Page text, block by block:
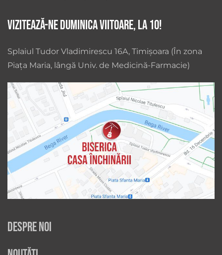
Vizitează-ne duminica viitoare, la 10!
Splaiul Tudor Vladimirescu 16A, Timișoara (În zona
Piața Maria, lângă Univ. de Medicină-Farmacie)
Despre noi